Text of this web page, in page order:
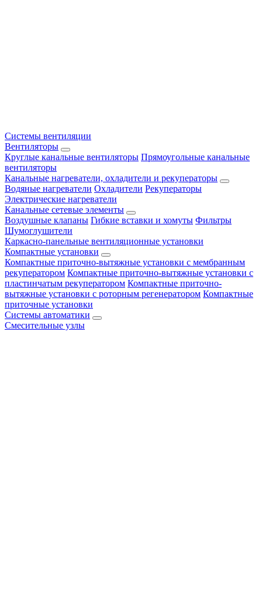
Системы вентиляции
Вентиляторы
Круглые канальные вентиляторы Прямоугольные канальные
вентиляторы
Канальные нагреватели, охладители и рекуператоры
Водяные нагреватели Охладители Рекуператоры
Электрические нагреватели
Канальные сетевые элементы
Воздушные клапаны Гибкие вставки и хомуты Фильтры
Шумоглушители
Каркасно-панельные вентиляционные установки
Компактные установки
Компактные приточно-вытяжные установки с мембранным
рекуператором Компактные приточно-вытяжные установки с
пластинчатым рекуператором Компактные приточно-
вытяжные установки с роторным регенератором Компактные
приточные установки
Системы автоматики
Смесительные узлы